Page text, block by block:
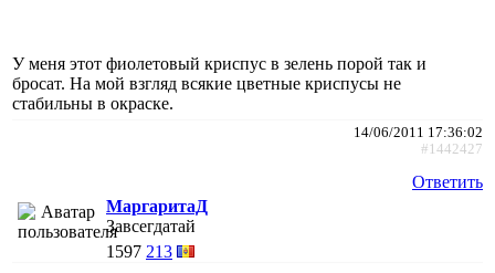
У меня этот фиолетовый криспус в зелень порой так и
бросат. На мой взгляд всякие цветные криспусы не
стабильны в окраске.
14/06/2011 17:36:02
#1442427
Ответить
МаргаритаД
Завсегдатай
1597 213